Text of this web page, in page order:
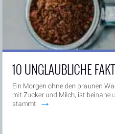
10 UNGLAUBLICHE
Ein Morgen ohne den braunen
mit Zucker und Milch, ist beinahe
stammt
→